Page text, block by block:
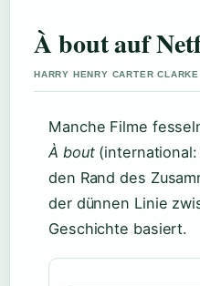
À bout auf
HARRY HENRY CARTER
Manche Filme
À bout(international:
den Rand des
der dünnen Linie
Geschichte basiert.